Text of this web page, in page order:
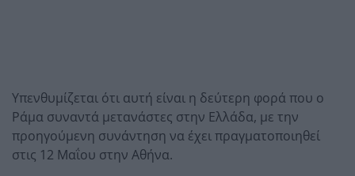
Υπενθυμίζεται ότι αυτή είναι η δεύτερη φορά που ο
Ράμα συναντά μετανάστες στην Ελλάδα, με την
προηγούμενη συνάντηση να έχει πραγματοποιηθεί
στις 12 Μαΐου στην Αθήνα.